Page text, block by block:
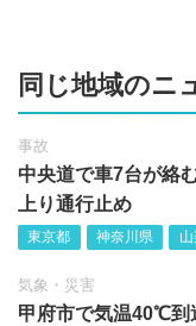
同じ地域のニ
事故
中央道で車7台が絡
上り通行止め
東京都 神奈川県
気象・災害
甲府市で気温40℃到